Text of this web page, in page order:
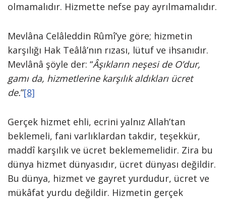
olmamalıdır. Hizmette nefse pay ayrılmamalıdır.
Mevlâna Celâleddin Rûmî’ye göre; hizmetin
karşılığı Hak Teâlâ’nın rızası, lütuf ve ihsanıdır.
Mevlânâ şöyle der: “Âşıkların neşesi de O’dur,
gamı da, hizmetlerine karşılık aldıkları ücret
de.”[8]
Gerçek hizmet ehli, ecrini yalnız Allah’tan
beklemeli, fani varlıklardan takdir, teşekkür,
maddî karşılık ve ücret beklememelidir. Zira bu
dünya hizmet dünyasıdır, ücret dünyası değildir.
Bu dünya, hizmet ve gayret yurdudur, ücret ve
mükâfat yurdu değildir. Hizmetin gerçek